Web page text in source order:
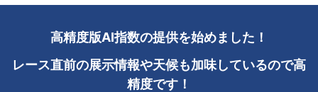
高精度版AI指数の提供を始めました！
レース直前の展示情報や天候も加味しているので高
精度です！